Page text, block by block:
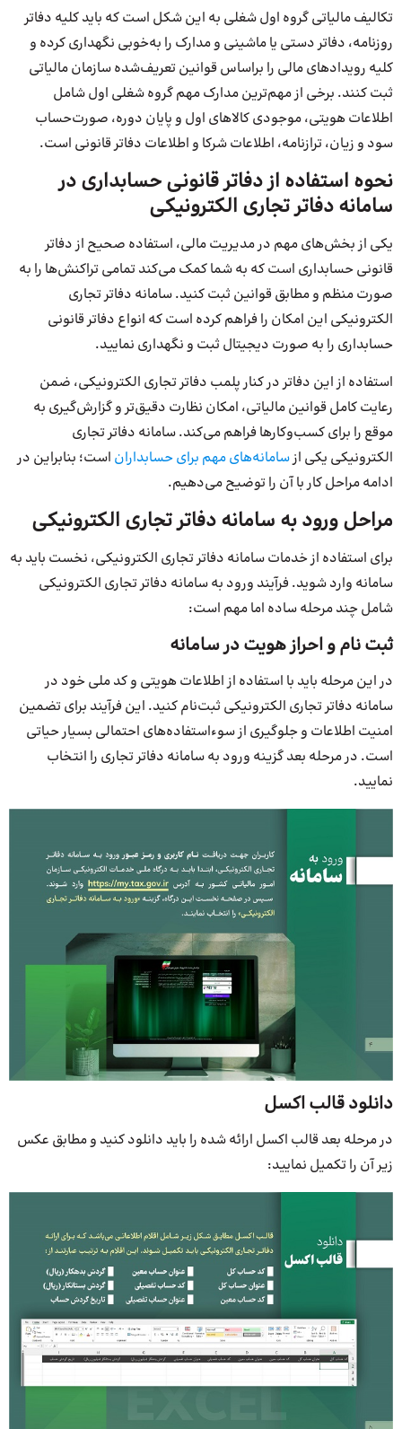
تکالیف مالیاتی گروه اول شغلی به این شکل است که باید کلیه دفاتر
روزنامه، دفاتر دستی یا ماشینی و مدارک را به‌خوبی نگهداری کرده و
کلیه رویدادهای مالی را براساس قوانین تعریف‌شده سازمان مالیاتی
ثبت کنند. برخی از مهم‌ترین مدارک مهم گروه شغلی اول شامل
اطلاعات هویتی، موجودی کالاهای اول و پایان دوره، صورت‌حساب
سود و زیان، ترازنامه، اطلاعات شرکا و اطلاعات دفاتر قانونی است.
نحوه استفاده از دفاتر قانونی حسابداری در
سامانه دفاتر تجاری الکترونیکی
یکی از بخش‌های مهم در مدیریت مالی، استفاده صحیح از دفاتر
قانونی حسابداری است که به شما کمک می‌کند تمامی تراکنش‌ها را به
صورت منظم و مطابق قوانین ثبت کنید. سامانه دفاتر تجاری
الکترونیکی این امکان را فراهم کرده است که انواع دفاتر قانونی
حسابداری را به صورت دیجیتال ثبت و نگهداری نمایید.
استفاده از این دفاتر در کنار پلمب دفاتر تجاری الکترونیکی، ضمن
رعایت کامل قوانین مالیاتی، امکان نظارت دقیق‌تر و گزارش‌گیری به
موقع را برای کسب‌وکارها فراهم می‌کند. سامانه دفاتر تجاری
الکترونیکی یکی ازسامانه‌های مهم برای حسابداران است؛ بنابراین در
ادامه مراحل کار با آن را توضیح می‌دهیم.
مراحل ورود به سامانه دفاتر تجاری الکترونیکی
برای استفاده از خدمات سامانه دفاتر تجاری الکترونیکی، نخست باید به
سامانه وارد شوید. فرآیند ورود به سامانه دفاتر تجاری الکترونیکی
شامل چند مرحله ساده اما مهم است:
ثبت نام و احراز هویت در سامانه
در این مرحله باید با استفاده از اطلاعات هویتی و کد ملی خود در
سامانه دفاتر تجاری الکترونیکی ثبت‌نام کنید. این فرآیند برای تضمین
امنیت اطلاعات و جلوگیری از سوءاستفاده‌های احتمالی بسیار حیاتی
است. در مرحله بعد گزینه ورود به سامانه دفاتر تجاری را انتخاب
نمایید.
دانلود قالب اکسل
در مرحله بعد قالب اکسل ارائه شده را باید دانلود کنید و مطابق عکس
زیر آن را تکمیل نمایید: